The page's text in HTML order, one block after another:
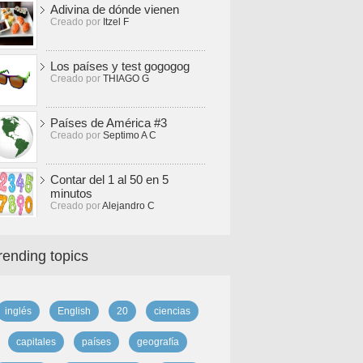
Adivina de dónde vienen
Creado por Itzel F
Los países y test gogogog
Creado por THIAGO G
Países de América #3
Creado por Septimo A C
Contar del 1 al 50 en 5
minutos
Creado porAlejandro C
topics
inglés English 20 ciencias
capitales países geografía